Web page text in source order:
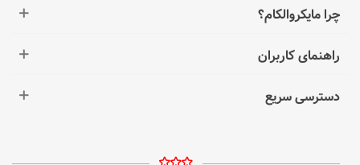
چرا مایکروالکام؟
راهنمای کاربران
دسترسی سریع